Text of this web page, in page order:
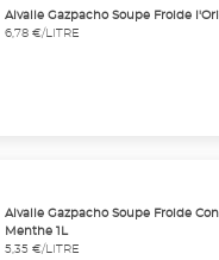
Alvalle Gazpacho Soupe Froide
6,78 €/LITRE
Alvalle Gazpacho Soupe Froide
Menthe 1L
5,35 €/LITRE